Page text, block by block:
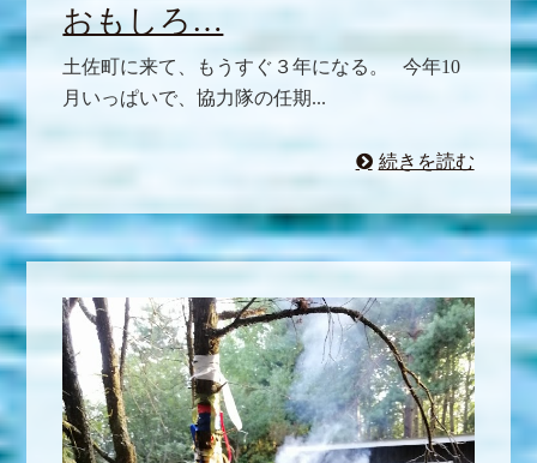
おもしろ…
土佐町に来て、もうすぐ３年になる。 今年10
月いっぱいで、協力隊の任期...
続きを読む